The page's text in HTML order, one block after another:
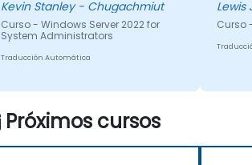
necesitábamos.
Kevin Stanley - Chugachmiut
Curso - Windows Server 2022 for
System Administrators
Traducción Automática
Lewis
Curso
Próximos cursos